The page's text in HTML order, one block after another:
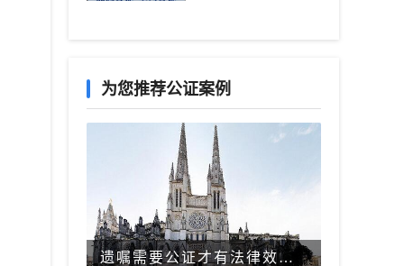
为您推荐公证案例
遗嘱需要公证才有法律效力吗？